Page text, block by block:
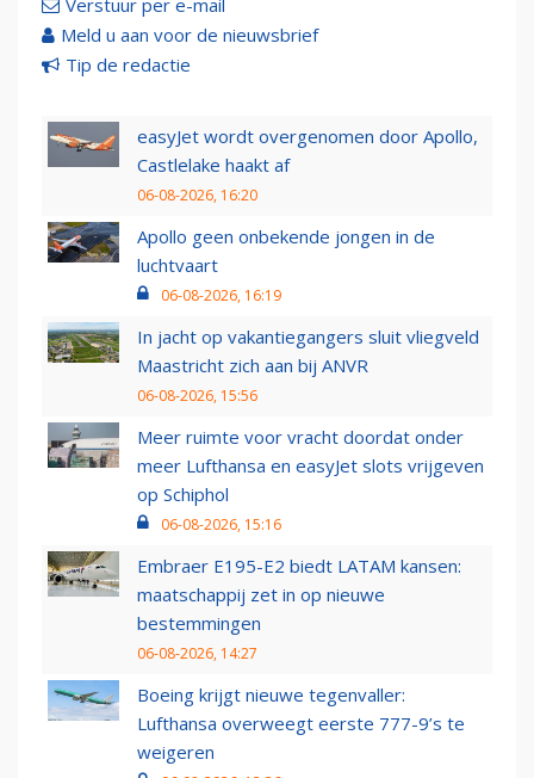
Verstuur per e-mail
Meld u aan voor de nieuwsbrief
Tip de redactie
easyJet wordt overgenomen door Apollo,
Castlelake haakt af
06-08-2026, 16:20
Apollo geen onbekende jongen in de
luchtvaart
06-08-2026, 16:19
In jacht op vakantiegangers sluit vliegveld
Maastricht zich aan bij ANVR
06-08-2026, 15:56
Meer ruimte voor vracht doordat onder
meer Lufthansa en easyJet slots vrijgeven
op Schiphol
06-08-2026, 15:16
Embraer E195-E2 biedt LATAM kansen:
maatschappij zet in op nieuwe
bestemmingen
06-08-2026, 14:27
Boeing krijgt nieuwe tegenvaller:
Lufthansa overweegt eerste 777-9’s te
weigeren